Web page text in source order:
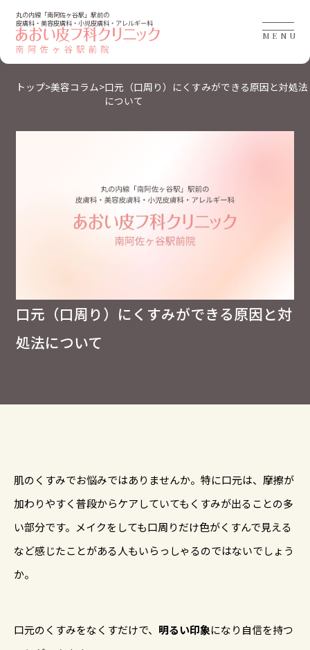
丸の内線「南阿佐ヶ谷駅」駅前の
皮膚科・美容皮膚科・小児皮膚科・アレルギー科
MENU
トップ>美容コラム>口元（口周り）にくすみができる原因と対処法
について
口元（口周り）にくすみができる原因と対
処法について
肌のくすみでお悩みではありませんか。特に口元は、摩擦が
加わりやすく普段からケアしていてもくすみが出ることの多
い部分です。メイクをしても口周りだけ色がくすんで見える
など感じたことがある人もいらっしゃるのではないでしょう
か。
口元のくすみをなくすだけで、 明るい印象になり自信を持つ